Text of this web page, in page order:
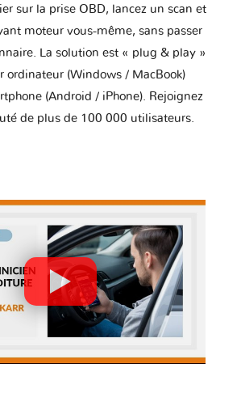
sur la prise OBD, lancez un scan et
moteur vous-même, sans passer
La solution est « plug & play »
ordinateur (Windows / MacBook)
(Android / iPhone). Rejoignez
de plus de 100 000 utilisateurs.